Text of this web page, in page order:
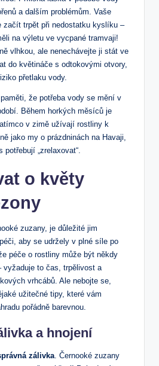
a dalším problémům. Vaše
začít trpět při nedostatku kyslíku –
na výletu ve vycpané tramvaji!
vlhkou, ale nenechávejte ji stát ve
do květináče s odtokovými otvory,
přetlaku vody.
že potřeba vody se mění v
Během horkých měsíců je
v zimě užívají rostliny k
jako my o prázdninách na Havaji,
„zrelaxovat“.
o květy
zuzany, je důležité jim
aby se udržely v plné síle po
péče o rostliny může být někdy
vyžaduje to čas, trpělivost a
vrhcábů. Ale nebojte se,
užitečné tipy, které vám
pořádně barevnou.
a hnojení
zálivka. Černooké zuzany